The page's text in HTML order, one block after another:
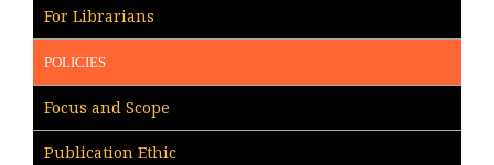
For Librarians
POLICIES
Focus and Scope
Publication Ethic